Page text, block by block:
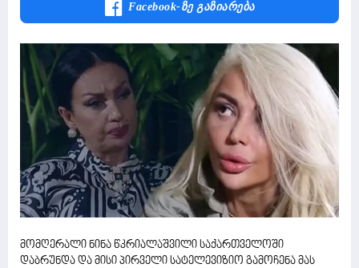
Facebook-Ზე Გაზიარება
მომღერალი ნინა წკრიალაშვილი საქართველოში
დაბრუნდა და მისი პირველი სატელევიზიო გამოჩენა მას